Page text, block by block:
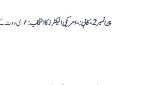
پیرا نمبر 2- کا بی:- امریکی
الیکٹرز کا انتخاب:عوامی ووٹ